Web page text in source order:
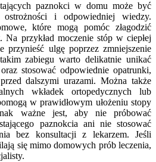
paznokci w domu może być
i odpowiedniej wiedzy.
które mogą pomóc złagodzić
przykład moczenie stóp w ciepłej
przynieść ulgę poprzez zmniejszenie
zabiegu warto delikatnie unikać
stosować odpowiednie opatrunki,
dalszymi urazami. Można także
wkładek ortopedycznych lub
w prawidłowym ułożeniu stopy
ważne jest, aby nie próbować
paznokcia ani nie stosować
bez konsultacji z lekarzem. Jeśli
się mimo domowych prób leczenia,